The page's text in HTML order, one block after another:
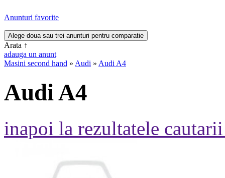
Anunturi favorite
Arata ↑
adauga un anunt
Masini second hand » Audi » Audi A4
Audi A4
inapoi la rezultatele